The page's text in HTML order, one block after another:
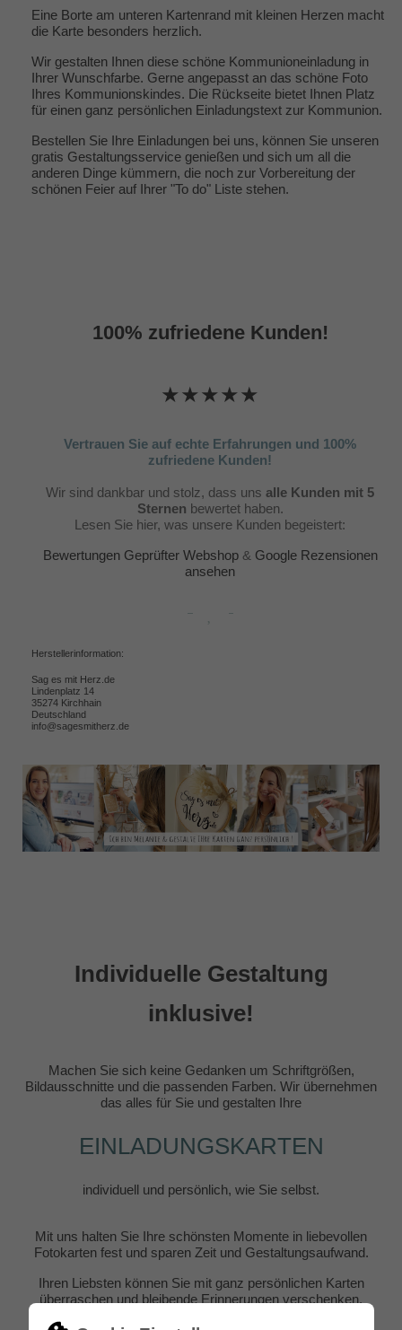
Eine Borte am unteren Kartenrand mit kleinen Herzen macht
die Karte besonders herzlich.
Wir gestalten Ihnen diese schöne Kommunioneinladung in
Ihrer Wunschfarbe. Gerne angepasst an das schöne Foto
Ihres Kommunionskindes. Die Rückseite bietet Ihnen Platz
für einen ganz persönlichen Einladungstext zur Kommunion.
Bestellen Sie Ihre Einladungen bei uns, können Sie unseren
gratis Gestaltungsservice genießen und sich um all die
anderen Dinge kümmern, die noch zur Vorbereitung der
schönen Feier auf Ihrer "To do" Liste stehen.
100% zufriedene Kunden!
★★★★★
Vertrauen Sie auf echte Erfahrungen und 100%
zufriedene Kunden!
Wir sind dankbar und stolz, dass uns alle Kunden mit 5
Sternen bewertet haben.
Lesen Sie hier, was unsere Kunden begeistert:
Bewertungen Geprüfter Webshop& Google Rezensionen
ansehen
Herstellerinformation:
Sag es mit Herz.de
Lindenplatz 14
35274 Kirchhain
Deutschland
info@sagesmitherz.de
Individuelle Gestaltung
inklusive!
Machen Sie sich keine Gedanken um Schriftgrößen,
Bildausschnitte und die passenden Farben. Wir übernehmen
das alles für Sie und gestalten Ihre
EINLADUNGSKARTEN
individuell und persönlich, wie Sie selbst.
Mit uns halten Sie Ihre schönsten Momente in liebevollen
Fotokarten fest und sparen Zeit und Gestaltungsaufwand.
Ihren Liebsten können Sie mit ganz persönlichen Karten
überraschen und bleibende Erinnerungen verschenken.